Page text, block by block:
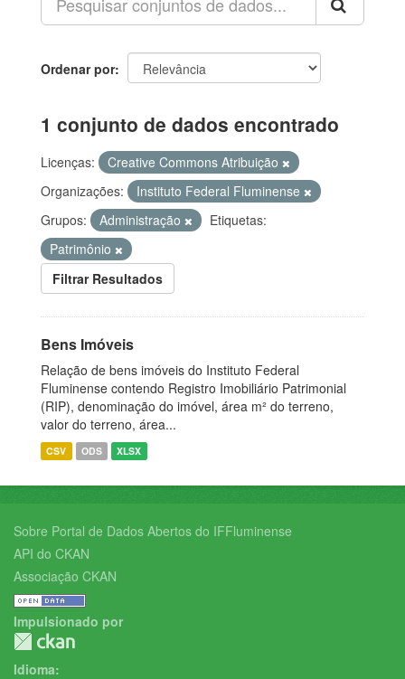
Ordenar por
1 conjunto de dados encontrado
Licenças:
Creative Commons Atribuição
Organizações:
Instituto Federal Fluminense
Grupos:
Administração
Etiquetas:
Patrimônio
Filtrar Resultados
Bens Imóveis
Relação de bens imóveis do Instituto Federal
Fluminense contendo Registro Imobiliário Patrimonial
(RIP), denominação do imóvel, área m² do terreno,
valor do terreno, área...
CSV ODS XLSX
Sobre Portal de Dados Abertos do IFFluminense
API do CKAN
Associação CKAN
Impulsionado por
Idioma